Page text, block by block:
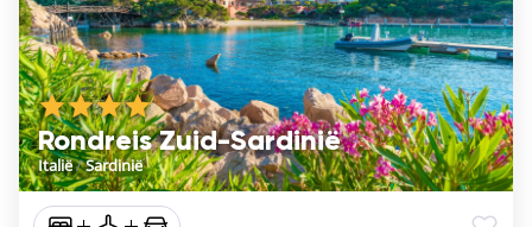
Rondreis Zuid-Sardinië
Italië/Sardinië